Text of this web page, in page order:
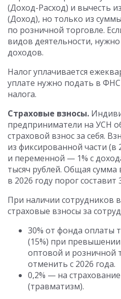
(Доход-Расход) и вычесть
(Доход), но только из
по розничной торговле.
видов деятельности,
доходов.
Налог уплачивается
уплате нужно подать в ФНС
налога.
Страховые взносы.
предприниматели на УСН
страховой взнос за себя.
из фиксированной части (в
и переменной — 1% с
тысяч рублей. Общая сумма
в 2026 году порог составит
При наличии сотрудников
страховые взносы за
30% от фонда оплаты
(15%) при
оптовой и розничной
отменить с 2026 года.
0,2% — на
(травматизм).